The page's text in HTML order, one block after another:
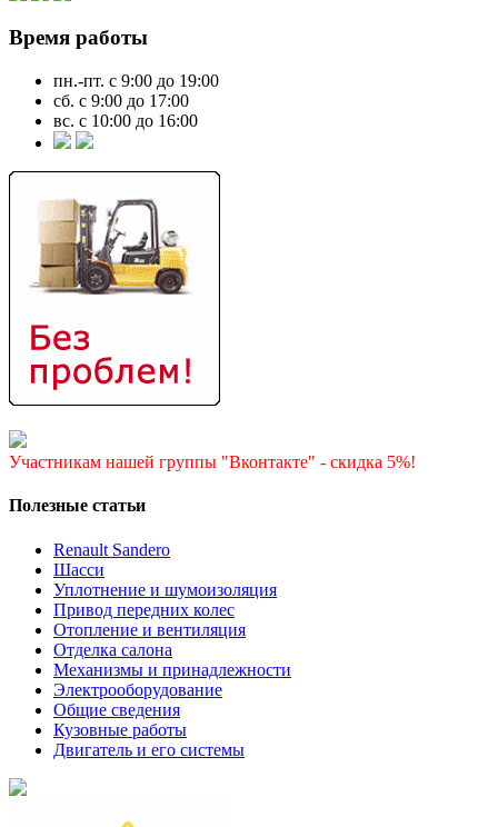
Время работы
пн.-пт. с 9:00 до 19:00
сб. с 9:00 до 17:00
вс. с 10:00 до 16:00
Участникам нашей группы "Вконтакте" - скидка 5%!
Полезные статьи
Renault Sandero
Шасси
Уплотнение и шумоизоляция
Привод передних колес
Отопление и вентиляция
Отделка салона
Механизмы и принадлежности
Электрооборудование
Общие сведения
Кузовные работы
Двигатель и его системы